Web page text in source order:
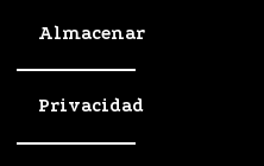
Almacenar
Privacidad